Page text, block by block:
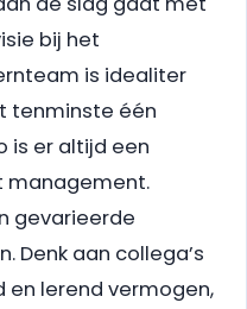
bij het
is idealiter
tenminste één
is er altijd een
management.
gevarieerde
Denk aan collega’s
lerend vermogen,